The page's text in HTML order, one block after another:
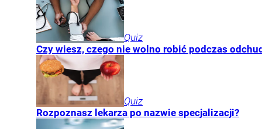
Quiz
Czy wiesz, czego nie wolno robić podczas
Quiz
Rozpoznasz lekarza po nazwie specjalizacji?